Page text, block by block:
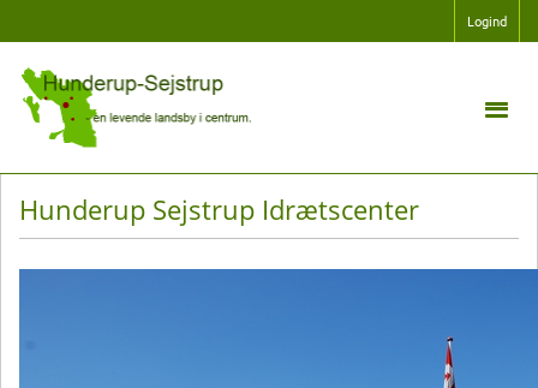
Logind
Hunderup Sejstrup Idrætscenter